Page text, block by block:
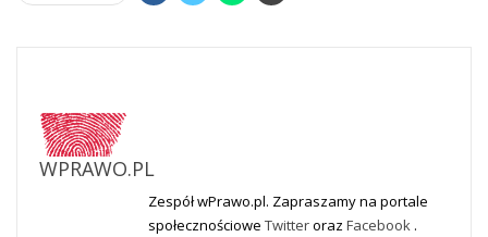
WPRAWO.PL
Zespół wPrawo.pl. Zapraszamy na portale
społecznościowe Twitteroraz Facebook .